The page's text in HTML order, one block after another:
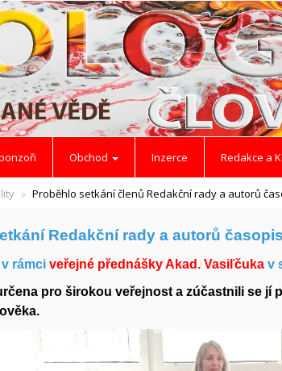
Obchod Inzerce Redakce a
Proběhlo setkání členů Redakční rady a autorů
Redakční rady a autorů
v rámci veřejné přednášky Akad. Vasiľčuka v
pro širokou veřejnost a zúčastnili se jí